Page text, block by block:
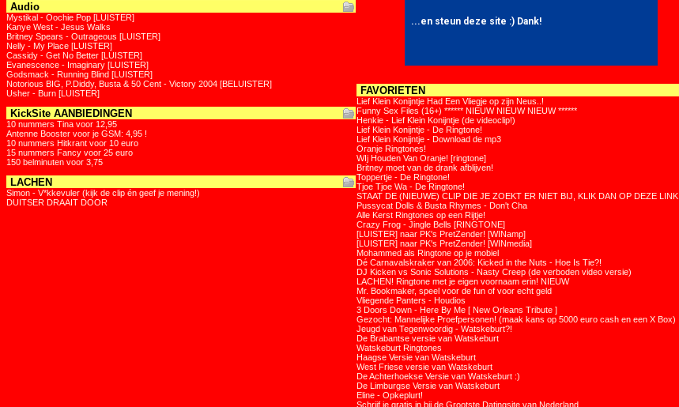
Audio
Mystikal - Oochie Pop [LUISTER]
Kanye West - Jesus Walks
Britney Spears - Outrageous [LUISTER]
Nelly - My Place [LUISTER]
Cassidy - Get No Better [LUISTER]
Evanescence - Imaginary [LUISTER]
Godsmack - Running Blind [LUISTER]
Notorious BIG, P.Diddy, Busta & 50 Cent - Victory 2004 [BELUISTER]
Usher - Burn [LUISTER]
KickSite AANBIEDINGEN
10 nummers Tina voor 12,95
Antenne Booster voor je GSM: 4,95 !
10 nummers Hitkrant voor 10 euro
15 nummers Fancy voor 25 euro
150 belminuten voor 3,75
LACHEN
Simon - V*kkevuler (kijk de clip én geef je mening!)
DUITSER DRAAIT DOOR
FAVORIETEN
Lief Klein Konijntje Had Een Vliegje op zijn Neus..!
Funny Sex Files (16+) ****** NIEUW NIEUW NIEUW ******
Henkie - Lief Klein Konijntje (de videoclip!)
Lief Klein Konijntje - De Ringtone!
Lief Klein Konijntje - Download de mp3
Oranje Ringtones!
WIj Houden Van Oranje! [ringtone]
Britney moet van de drank afblijven!
Toppertje - De Ringtone!
Tjoe Tjoe Wa - De Ringtone!
STAAT DE (NIEUWE) CLIP DIE JE ZOEKT ER NIET BIJ, KLIK DAN OP DEZE LINK
Pussycat Dolls & Busta Rhymes - Don't Cha
Alle Kerst Ringtones op een Rijtje!
Crazy Frog - Jingle Bells [RINGTONE]
[LUISTER] naar PK's PretZender! [WINamp]
[LUISTER] naar PK's PretZender! [WINmedia]
Mohammed als Ringtone op je mobiel
Dé Carnavalskraker van 2006: Kicked in the Nuts - Hoe Is Tie?!
DJ Kicken vs Sonic Solutions - Nasty Creep (de verboden video versie)
LACHEN! Ringtone met je eigen voornaam erin! NIEUW
Mr. Bookmaker, speel voor de fun of voor echt geld
Vliegende Panters - Houdios
3 Doors Down - Here By Me [ New Orleans Tribute ]
Gezocht: Mannelijke Proefpersonen! (maak kans op 5000 euro cash en een X Box)
Jeugd van Tegenwoordig - Watskeburt?!
De Brabantse versie van Watskeburt
Watskeburt Ringtones
Haagse Versie van Watskeburt
West Friese versie van Watskeburt
De Achterhoekse Versie van Watskeburt :)
De Limburgse Versie van Watskeburt
Eline - Opkeplurt!
Schrijf je gratis in bij de Grootste Datingsite van Nederland